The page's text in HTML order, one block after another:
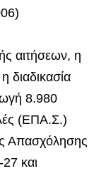
αιτήσεων, η
διαδικασία
8.980
(ΕΠΑ.Σ.)
Απασχόλησης
και